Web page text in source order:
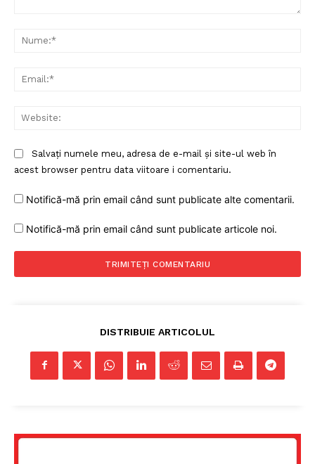
FREEDOM HOUSE ROMÂNIA
Salvați numele meu, adresa de e-mail și site-ul web în
acest browser pentru data viitoare i comentariu.
Notifică-mă prin email când sunt publicate alte comentarii.
Notifică-mă prin email când sunt publicate articole noi.
DISTRIBUIE ARTICOLUL